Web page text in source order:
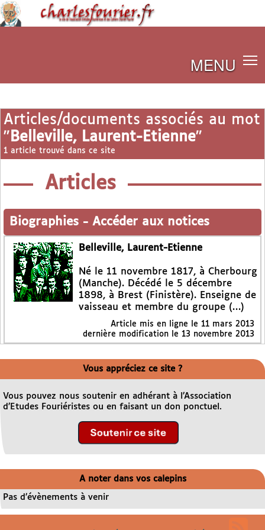
MENU
Articles/documents associés au mot
" Belleville, Laurent-Etienne"
1 article trouvé dans ce site
Articles
Biographies - Accéder aux notices
Belleville, Laurent-Etienne
Né le 11 novembre 1817, à Cherbourg
(Manche). Décédé le 5 décembre
1898, à Brest (Finistère). Enseigne de
vaisseau et membre du groupe (…)
Article mis en ligne le 11 mars 2013
dernière modification le 13 novembre 2013
Vous appréciez ce site ?
Vous pouvez nous soutenir en adhérant à l’Association
d’Etudes Fouriéristes ou en faisant un don ponctuel.
A noter dans vos calepins
Pas d’évènements à venir